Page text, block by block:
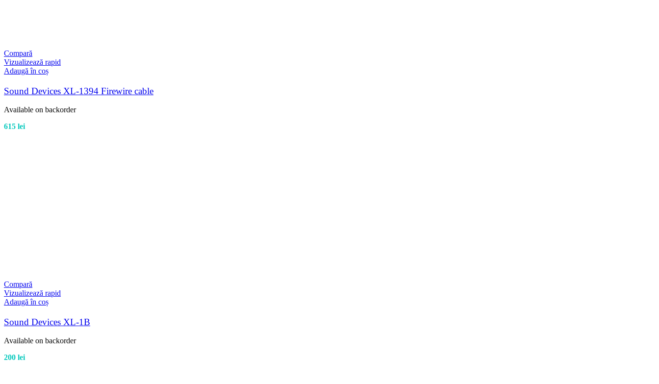
Compară
Vizualizează rapid
Adaugă în coș
Sound Devices XL-1394 Firewire cable
Available on backorder
615 lei
Compară
Vizualizează rapid
Adaugă în coș
Sound Devices XL-1B
Available on backorder
200 lei